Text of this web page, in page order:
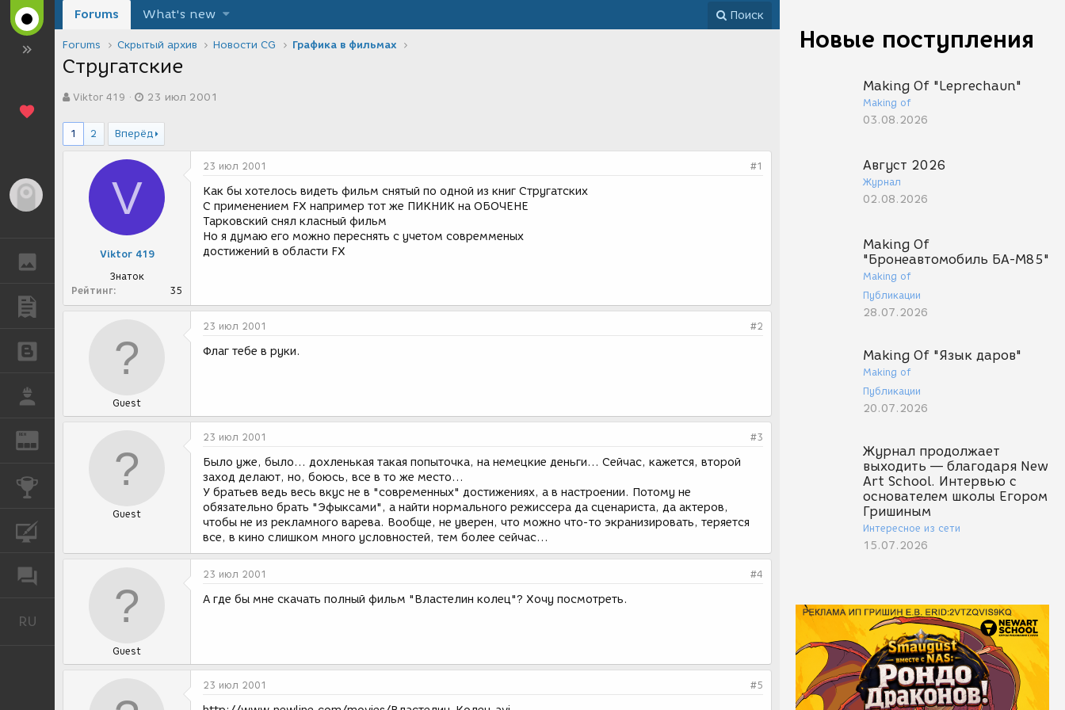
ГАЛЕРЕЯ
ПУБЛИКАЦИИ
REN
RU
Новые поступления
Making Of "Leprechaun"
Making of
03.08.2026
Август 2026
Журнал
02.08.2026
Making Of
"Бронеавтомобиль БА-М85"
Making of
Публикации
28.07.2026
Making Of "Язык даров"
Making of
Публикации
20.07.2026
Журнал продолжает
выходить — благодаря New
Art School. Интервью с
основателем школы Егором
Гришиным
Интересное из сети
15.07.2026
Forums What's new Поиск
Forums Скрытый архив Новости CG Графика в фильмах
Стругатские
в
о
р
Viktor 419
а
а
с
з
и
23 июл 2001
1 2 Вперёд
V
Viktor 419
Знаток
Рейтинг
35
23 июл 2001 #1
Как бы хотелось видеть фильм снятый по одной из книг Стругатских
С применением FX например тот же ПИКНИК на ОБОЧЕНЕ
Тарковский снял класный фильм
Но я думаю его можно переснять с учетом совремменых
достижений в области FX
Guest
23 июл 2001 #2
Флаг тебе в руки.
Guest
23 июл 2001 #3
Было уже, было... дохленькая такая попыточка, на немецкие деньги... Сейчас, кажется, второй
заход делают, но, боюсь, все в то же место...
У братьев ведь весь вкус не в "современных" достижениях, а в настроении. Потому не
обязательно брать "Эфыксами", а найти нормального режиссера да сценариста, да актеров,
чтобы не из рекламного варева. Вообще, не уверен, что можно что-то экранизировать, теряется
все, в кино слишком много условностей, тем более сейчас...
Guest
23 июл 2001 #4
А где бы мне скачать полный фильм "Властелин колец"? Хочу посмотреть.
23 июл 2001 #5